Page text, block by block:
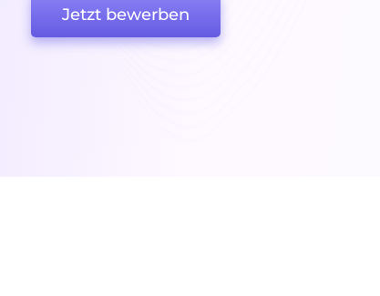
Jetzt bewerben